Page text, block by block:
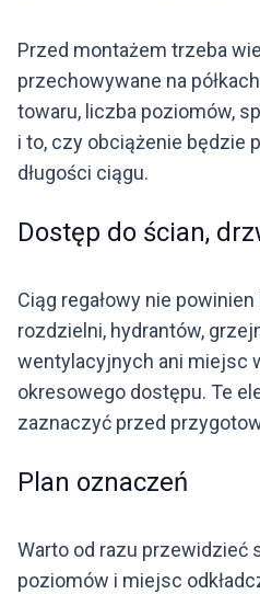
Przed montażem trzeba
przechowywane na
towaru, liczba poziomów,
i to, czy obciążenie będzie
długości ciągu.
Dostęp do ścian,
Ciąg regałowy nie
rozdzielni, hydrantów,
wentylacyjnych ani miejsc
okresowego dostępu. Te
zaznaczyć przed
Plan oznaczeń
Warto od razu przewidzieć
poziomów i miejsc